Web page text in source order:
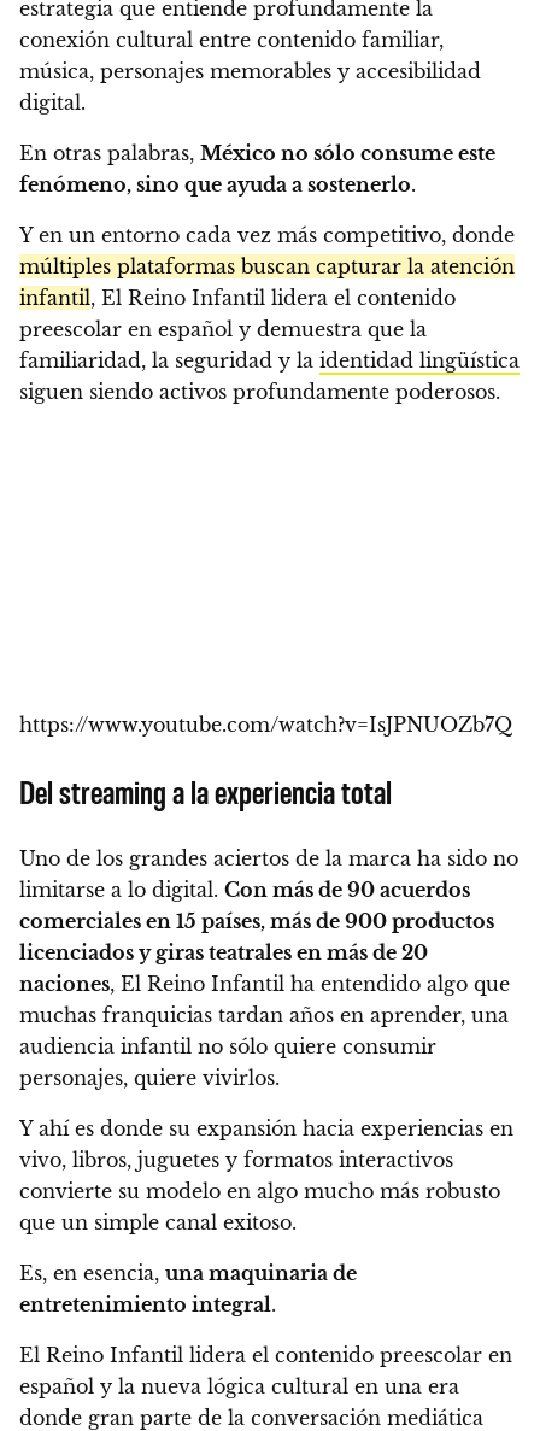
estrategia que entiende profundamente la
conexión cultural entre contenido familiar,
música, personajes memorables y accesibilidad
digital.
En otras palabras, México no sólo consume este
fenómeno, sino que ayuda a sostenerlo.
Y en un entorno cada vez más competitivo, donde
múltiples plataformas buscan capturar la atención
infantil, El Reino Infantil lidera el contenido
preescolar en español y demuestra que la
familiaridad, la seguridad y la identidad lingüística
siguen siendo activos profundamente poderosos.
https://www.youtube.com/watch?v=IsJPNUOZb7Q
Del streaming a la experiencia total
Uno de los grandes aciertos de la marca ha sido no
limitarse a lo digital. Con más de 90 acuerdos
comerciales en 15 países, más de 900 productos
licenciados y giras teatrales en más de 20
naciones, El Reino Infantil ha entendido algo que
muchas franquicias tardan años en aprender, una
audiencia infantil no sólo quiere consumir
personajes, quiere vivirlos.
Y ahí es donde su expansión hacia experiencias en
vivo, libros, juguetes y formatos interactivos
convierte su modelo en algo mucho más robusto
que un simple canal exitoso.
Es, en esencia, una maquinaria de
entretenimiento integral.
El Reino Infantil lidera el contenido preescolar en
español y la nueva lógica cultural en una era
donde gran parte de la conversación mediática